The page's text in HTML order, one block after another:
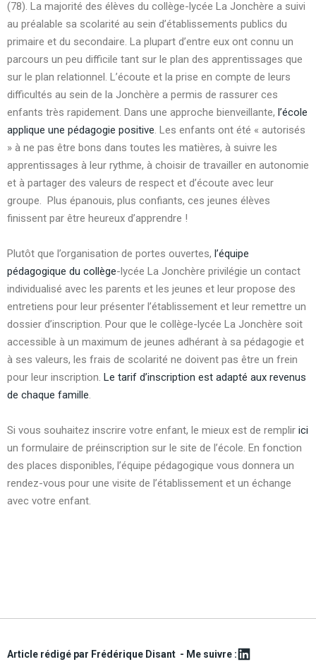
(78). La majorité des élèves du collège-lycée La Jonchère a suivi
au préalable sa scolarité au sein d’établissements publics du
primaire et du secondaire. La plupart d’entre eux ont connu un
parcours un peu difficile tant sur le plan des apprentissages que
sur le plan relationnel. L’écoute et la prise en compte de leurs
difficultés au sein de la Jonchère a permis de rassurer ces
enfants très rapidement. Dans une approche bienveillante, l’école
applique une pédagogie positive. Les enfants ont été « autorisés
» à ne pas être bons dans toutes les matières, à suivre les
apprentissages à leur rythme, à choisir de travailler en autonomie
et à partager des valeurs de respect et d’écoute avec leur
groupe. Plus épanouis, plus confiants, ces jeunes élèves
finissent par être heureux d’apprendre !
Plutôt que l’organisation de portes ouvertes, l’équipe
pédagogique du collège-lycée La Jonchère privilégie un contact
individualisé avec les parents et les jeunes et leur propose des
entretiens pour leur présenter l’établissement et leur remettre un
dossier d’inscription. Pour que le collège-lycée La Jonchère soit
accessible à un maximum de jeunes adhérant à sa pédagogie et
à ses valeurs, les frais de scolarité ne doivent pas être un frein
pour leur inscription. Le tarif d’inscription est adapté aux revenus
de chaque famille.
Si vous souhaitez inscrire votre enfant, le mieux est de remplir ici
un formulaire de préinscription sur le site de l’école. En fonction
des places disponibles, l’équipe pédagogique vous donnera un
rendez-vous pour une visite de l’établissement et un échange
avec votre enfant.
Article rédigé par Frédérique Disant - Me suivre :